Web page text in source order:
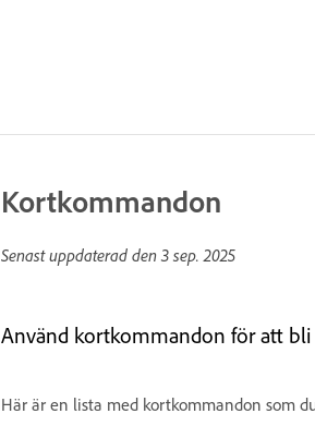
Kortkommandon
Senast uppdaterad den 3 sep. 2025
Använd kortkommandon för att bli
Här är en lista med kortkommandon som